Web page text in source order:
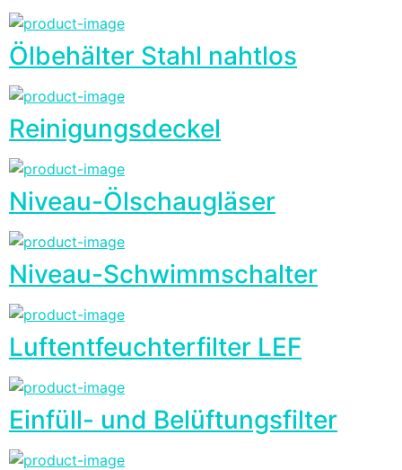
Ölbehälter Stahl nahtlos
Reinigungsdeckel
Niveau-Ölschaugläser
Niveau-Schwimmschalter
Luftentfeuchterfilter LEF
Einfüll- und Belüftungsfilter